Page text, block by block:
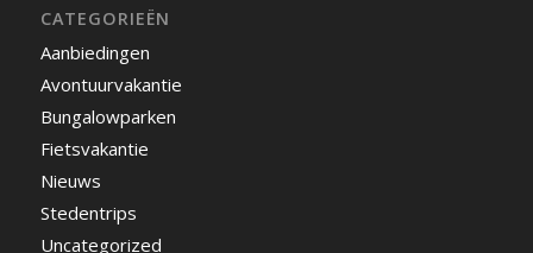
CATEGORIEËN
Aanbiedingen
Avontuurvakantie
Bungalowparken
Fietsvakantie
Nieuws
Stedentrips
Uncategorized